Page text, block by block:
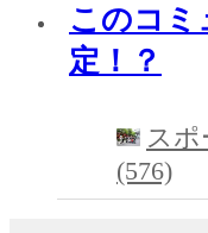
このコ
定！？
スポ
(576)